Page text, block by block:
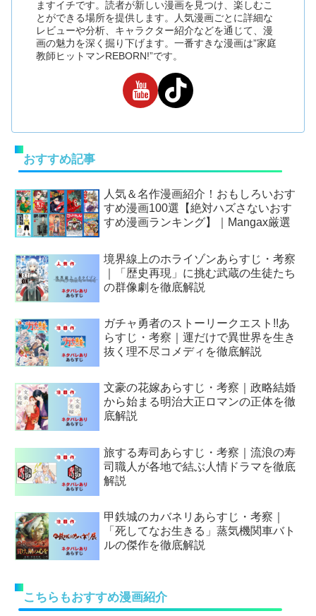
ますイチです。読者が新しい漫画を見つけ、楽しむこ
とができる場所を提供します。人気漫画ごとに詳細な
レビューや分析、キャラクター紹介などを通じて、漫
画の魅力を深く掘り下げます。一番すきな漫画は”家庭
教師ヒットマンREBORN!”です。
おすすめ記事
人気＆名作漫画紹介！おもしろいおす
すめ漫画100選【絶対ハズさないおす
すめ漫画ランキング】｜Mangax厳選
境界線上のホライゾンあらすじ・考察
｜「歴史再現」に挑む武蔵の生徒たち
の群像劇を徹底解説
ガチャ勇者のストーリークエスト!!あ
らすじ・考察｜運だけで異世界を生き
抜く理不尽コメディを徹底解説
文豪の花嫁あらすじ・考察｜政略結婚
から始まる明治大正ロマンの正体を徹
底解説
旅する寿司あらすじ・考察｜流浪の寿
司職人が各地で結ぶ人情ドラマを徹底
解説
甲鉄城のカバネリあらすじ・考察｜
「死してなお生きる」蒸気機関車バト
ルの傑作を徹底解説
こちらもおすすめ漫画紹介